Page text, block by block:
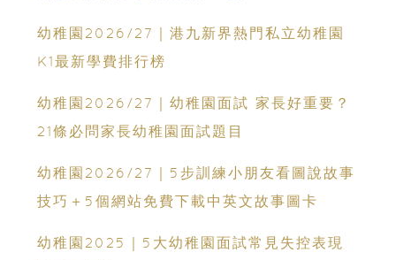
幼稚園2026/27｜港九新界熱門私立幼稚園
K1最新學費排行榜
幼稚園2026/27｜幼稚園面試 家長好重要？
21條必問家長幼稚園面試題目
幼稚園2026/27｜5步訓練小朋友看圖說故事
技巧＋5個網站免費下載中英文故事圖卡
幼稚園2025｜5大幼稚園面試常見失控表現